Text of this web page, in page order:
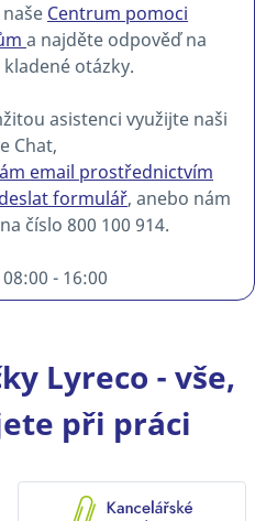
Centrum pomoci
a najděte odpověď na
otázky.
asistenci využijte naši
Chat,
email prostřednictvím
formulář, anebo nám
číslo 800 100 914.
- 16:00
Lyreco - vše,
při práci